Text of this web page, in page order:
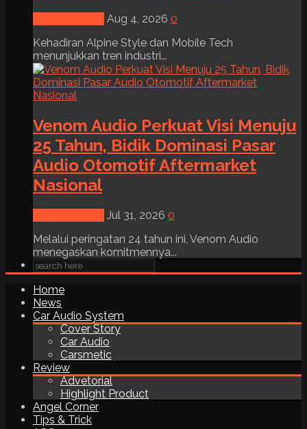
Aug 4, 2026 0
Kehadiran Alpine Style dan Mobile Tech
menunjukkan tren industri...
Venom Audio Perkuat Visi Menuju
25 Tahun, Bidik Dominasi Pasar
Audio Otomotif Aftermarket
Nasional
Jul 31, 2026 0
Melalui peringatan 24 tahun ini, Venom Audio
menegaskan komitmennya...
Home
News
Car Audio System
Cover Story
Car Audio
Carsmetic
Review
Advetorial
Highlight Product
Angel Corner
Tips & Trick